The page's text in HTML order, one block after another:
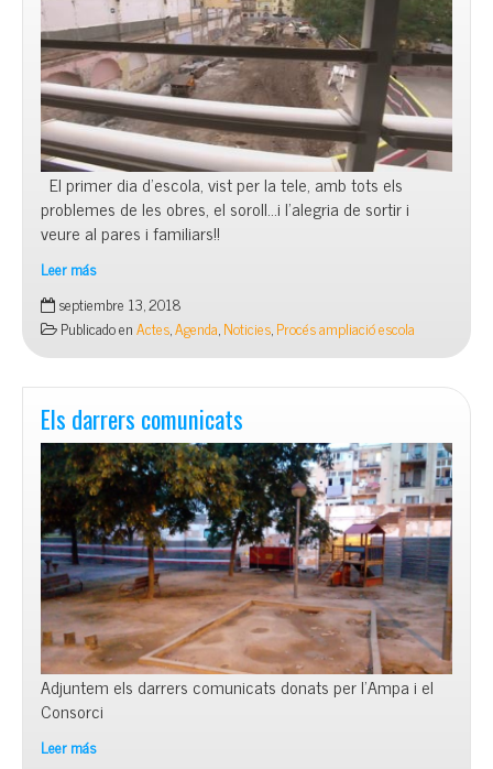
El primer dia d’escola, vist per la tele, amb tots els
problemes de les obres, el soroll…i l’alegria de sortir i
veure al pares i familiars!!
Leer más
L’escola
a
la
tele…
septiembre 13, 2018
Publicado enActes,Agenda,Noticies,Procés ampliació escola
Els darrers comunicats
Adjuntem els darrers comunicats donats per l’Ampa i el
Consorci
Leer más